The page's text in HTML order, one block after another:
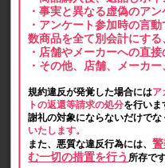
・事実と異なる虚偽のア
・アンケート参加時の言
数商品を全て別会計にする
・店舗やメーカーへの直
・その他、店舗、メーカ
規約違反が発覚した場合にはア
トの返還等請求の処分を行いま
謝礼の対象にならないだけでな
いたします。
また、悪質な違反行為には、
む一切の措置を行う 所存です